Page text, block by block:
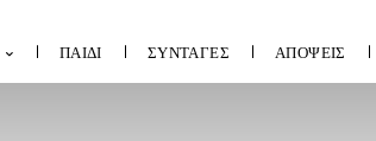
ΠΑΙΔΙ ΣΥΝΤΑΓΕΣ ΑΠΟΨΕΙΣ